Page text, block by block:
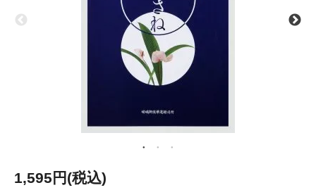
1,595円(税込)